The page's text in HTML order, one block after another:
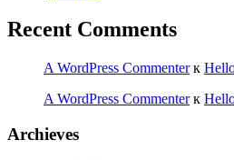
Recent Comments
A WordPress Commenterк
A WordPress Commenterк
Archieves